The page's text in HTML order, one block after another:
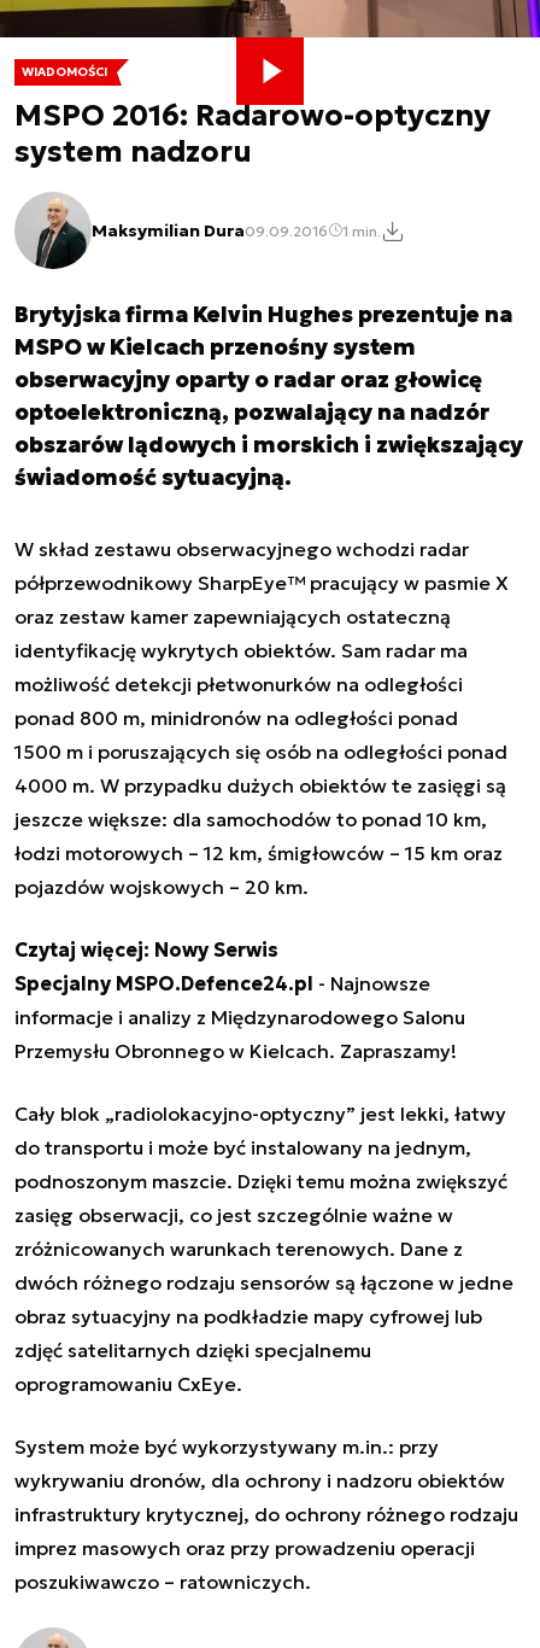
WIADOMOŚCI
MSPO 2016: Radarowo-optyczny
system nadzoru
Maksymilian Dura09.09.2016 1 min.
Brytyjska firma Kelvin Hughes prezentuje na
MSPO w Kielcach przenośny system
obserwacyjny oparty o radar oraz głowicę
optoelektroniczną, pozwalający na nadzór
obszarów lądowych i morskich i zwiększający
świadomość sytuacyjną.
W skład zestawu obserwacyjnego wchodzi radar
półprzewodnikowy SharpEye™ pracujący w pasmie X
oraz zestaw kamer zapewniających ostateczną
identyfikację wykrytych obiektów. Sam radar ma
możliwość detekcji płetwonurków na odległości
ponad 800 m, minidronów na odległości ponad
1500 m i poruszających się osób na odległości ponad
4000 m. W przypadku dużych obiektów te zasięgi są
jeszcze większe: dla samochodów to ponad 10 km,
łodzi motorowych – 12 km, śmigłowców – 15 km oraz
pojazdów wojskowych – 20 km.
Czytaj więcej: Nowy Serwis
Specjalny MSPO.Defence24.pl - Najnowsze
informacje i analizy z Międzynarodowego Salonu
Przemysłu Obronnego w Kielcach. Zapraszamy!
Cały blok „radiolokacyjno-optyczny” jest lekki, łatwy
do transportu i może być instalowany na jednym,
podnoszonym maszcie. Dzięki temu można zwiększyć
zasięg obserwacji, co jest szczególnie ważne w
zróżnicowanych warunkach terenowych. Dane z
dwóch różnego rodzaju sensorów są łączone w jedne
obraz sytuacyjny na podkładzie mapy cyfrowej lub
zdjęć satelitarnych dzięki specjalnemu
oprogramowaniu CxEye.
System może być wykorzystywany m.in.: przy
wykrywaniu dronów, dla ochrony i nadzoru obiektów
infrastruktury krytycznej, do ochrony różnego rodzaju
imprez masowych oraz przy prowadzeniu operacji
poszukiwawczo – ratowniczych.